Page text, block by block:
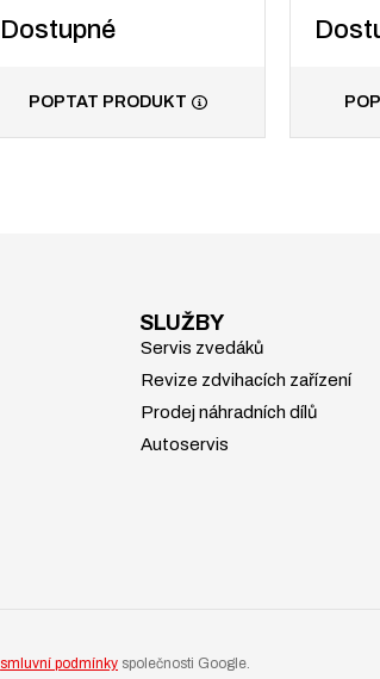
Dostupné
POPTAT PRODUKT
SLUŽBY
Servis zvedáků
Revize zdvihacích zařízení
Prodej náhradních dílů
Autoservis
smluvní podmínky společnosti Google.